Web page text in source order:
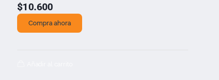
$10.600
Compra ahora